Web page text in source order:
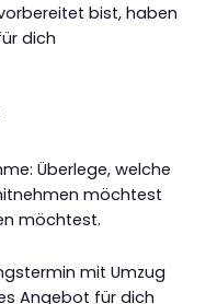
bist, haben
dich
Überlege, welche
möchtest
möchtest.
mit Umzug
Angebot für dich